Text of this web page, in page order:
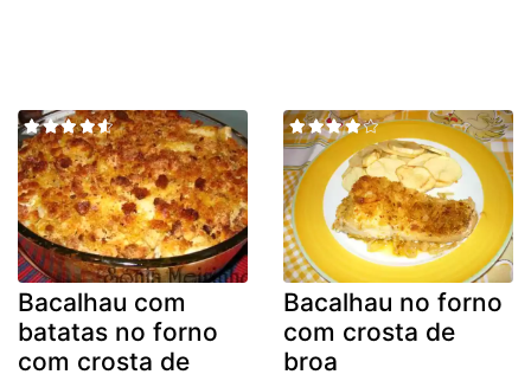
Bacalhau com
batatas no forno
com crosta de
Bacalhau no forno
com crosta de
broa